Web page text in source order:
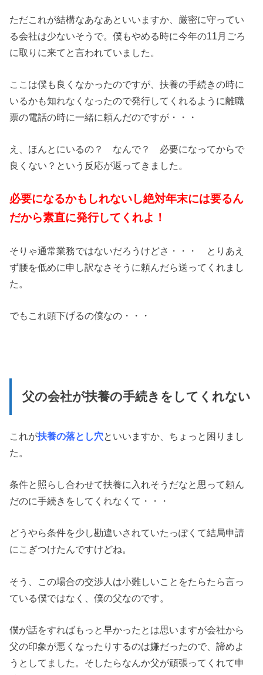
ただこれが結構なあなあといいますか、厳密に守ってい
る会社は少ないそうで。僕もやめる時に今年の11月ごろ
に取りに来てと言われていました。
ここは僕も良くなかったのですが、扶養の手続きの時に
いるかも知れなくなったので発行してくれるように離職
票の電話の時に一緒に頼んだのですが・・・
え、ほんとにいるの？ なんで？ 必要になってからで
良くない？という反応が返ってきました。
必要になるかもしれないし絶対年末には要るん
だから素直に発行してくれよ！
そりゃ通常業務ではないだろうけどさ・・・ とりあえ
ず腰を低めに申し訳なさそうに頼んだら送ってくれまし
た。
でもこれ頭下げるの僕なの・・・
父の会社が扶養の手続きをしてくれない
これが扶養の落とし穴といいますか、ちょっと困りまし
た。
条件と照らし合わせて扶養に入れそうだなと思って頼ん
だのに手続きをしてくれなくて・・・
どうやら条件を少し勘違いされていたっぽくて結局申請
にこぎつけたんですけどね。
そう、この場合の交渉人は小難しいことをたらたら言っ
ている僕ではなく、僕の父なのです。
僕が話をすればもっと早かったとは思いますが会社から
父の印象が悪くなったりするのは嫌だったので、諦めよ
うとしてました。そしたらなんか父が頑張ってくれて申